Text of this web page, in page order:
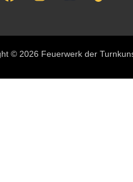
© 2026 Feuerwerk der